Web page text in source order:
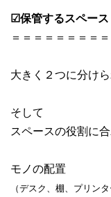
☑保管するスペース
＝＝＝＝＝＝＝＝＝
大きく２つに分けら
そして
スペースの役割に
モノの配置
（デスク、棚、プリン